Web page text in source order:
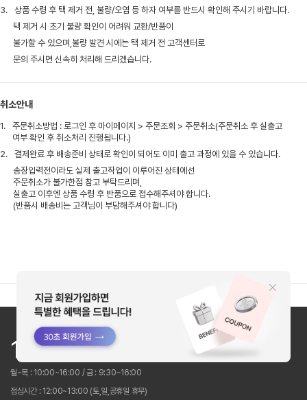
3.
상품 수령 후 택 제거 전, 불량/오염 등 하자 여부를 반드시 확인해 주시기 바랍니다.
택 제거 시 초기 불량 확인이 어려워 교환/반품이
불가할 수 있으며,불량 발견 시에는 택 제거 전 고객센터로
문의 주시면 신속히 처리해 드리겠습니다.
취소안내
1.
주문취소방법 : 로그인 후 마이페이지 > 주문조회 > 주문취소(주문취소 후 실출고
여부 확인 후 취소처리 진행됩니다.)
2.
결제완료 후 배송준비 상태로 확인이 되어도 이미 출고 과정에 있을 수 있습니다.
송장입력전이라도 실제 출고작업이 이루어진 상태에선
주문취소가 불가한점 참고 부탁드리며,
실출고 이후엔 상품 수령 후 반품으로 접수해주셔야 합니다.
(반품시 배송비는 고객님이 부담해주셔야 합니다)
FAQ 상품문의 주문조회
1544 - 6101
월~목 : 10:00~16:00 / 금 : 9:30~16:00
점심시간 : 12:00~13:00 (토,일,공휴일 휴무)